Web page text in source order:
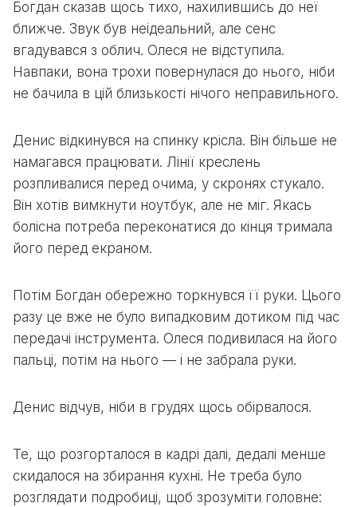
Богдан сказав щось тихо, нахилившись до неї
ближче. Звук був неідеальний, але сенс
вгадувався з облич. Олеся не відступила.
Навпаки, вона трохи повернулася до нього, ніби
не бачила в цій близькості нічого неправильного.
Денис відкинувся на спинку крісла. Він більше не
намагався працювати. Лінії креслень
розпливалися перед очима, у скронях стукало.
Він хотів вимкнути ноутбук, але не міг. Якась
болісна потреба переконатися до кінця тримала
його перед екраном.
Потім Богдан обережно торкнувся її руки. Цього
разу це вже не було випадковим дотиком під час
передачі інструмента. Олеся подивилася на його
пальці, потім на нього — і не забрала руки.
Денис відчув, ніби в грудях щось обірвалося.
Те, що розгорталося в кадрі далі, дедалі менше
скидалося на збирання кухні. Не треба було
розглядати подробиці, щоб зрозуміти головне: